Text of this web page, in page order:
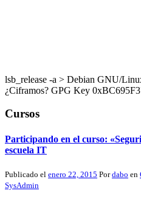
lsb_release -a > Debian GNU/
¿Ciframos? GPG Key
Cursos
Participando en el curso:
escuela IT
Publicado el enero 22, 2015 Pordabo en
SysAdmin